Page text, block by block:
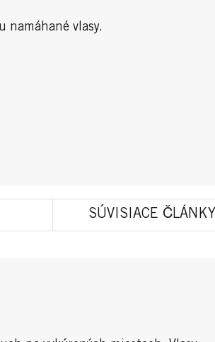
namáhané vlasy.
SÚVISIACE ČLÁNKY